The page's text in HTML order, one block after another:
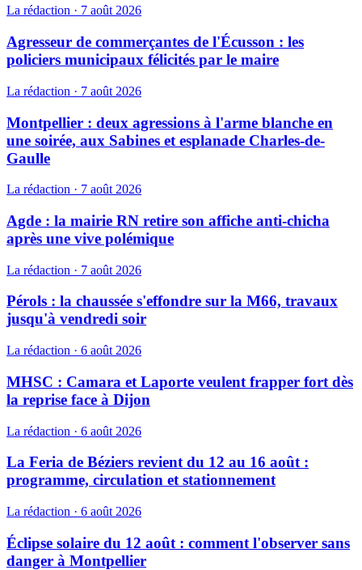
La rédaction · 7 août 2026
Agresseur de commerçantes de l'Écusson : les
policiers municipaux félicités par le maire
La rédaction · 7 août 2026
Montpellier : deux agressions à l'arme blanche en
une soirée, aux Sabines et esplanade Charles-de-
Gaulle
La rédaction · 7 août 2026
Agde : la mairie RN retire son affiche anti-chicha
après une vive polémique
La rédaction · 7 août 2026
Pérols : la chaussée s'effondre sur la M66, travaux
jusqu'à vendredi soir
La rédaction · 6 août 2026
MHSC : Camara et Laporte veulent frapper fort dès
la reprise face à Dijon
La rédaction · 6 août 2026
La Feria de Béziers revient du 12 au 16 août :
programme, circulation et stationnement
La rédaction · 6 août 2026
Éclipse solaire du 12 août : comment l'observer sans
danger à Montpellier